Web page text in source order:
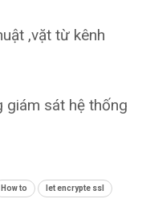
,vặt từ kênh
giám sát hệ thống
How to let encrypte ssl